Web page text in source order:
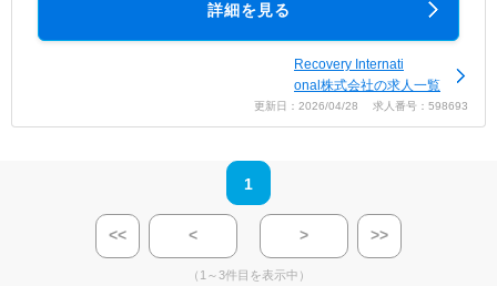
詳細を見る
Recovery Internati
onal株式会社の求人一覧
更新日：2026/04/28 求人番号：598693
1
<< < > >>
（1～3件目を表示中）